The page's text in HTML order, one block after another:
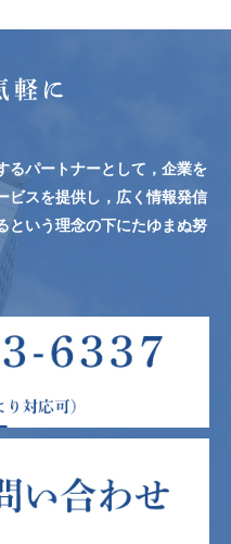
軽に
るパートナーとして，企業を
ビスを提供し，広く情報発信
という理念の下にたゆまぬ努